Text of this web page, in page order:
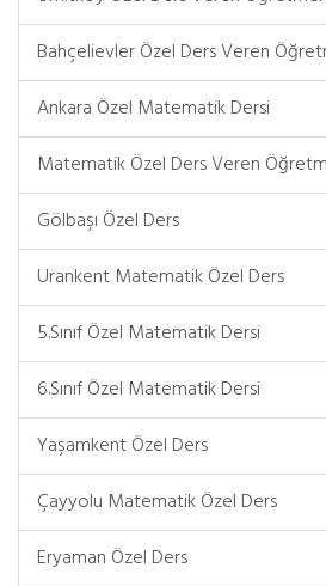
Bahçelievler Özel Ders Veren
Ankara Özel Matematik Dersi
Matematik Özel Ders Veren
Gölbaşı Özel Ders
Urankent Matematik Özel Ders
5.Sınıf Özel Matematik Dersi
6.Sınıf Özel Matematik Dersi
Yaşamkent Özel Ders
Çayyolu Matematik Özel Ders
Eryaman Özel Ders